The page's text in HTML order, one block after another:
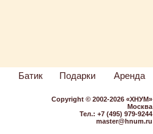
Батик Подарки Аренда
Copyright © 2002-2026 «ХНУМ»
Москва
Тел.: +7 (495) 979-9244
master@hnum.ru